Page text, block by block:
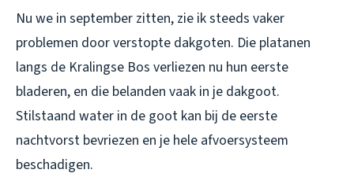
Nu we in september zitten, zie ik steeds vaker
problemen door verstopte dakgoten. Die platanen
langs de Kralingse Bos verliezen nu hun eerste
bladeren, en die belanden vaak in je dakgoot.
Stilstaand water in de goot kan bij de eerste
nachtvorst bevriezen en je hele afvoersysteem
beschadigen.